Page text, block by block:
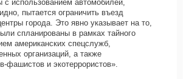
использованием автомобилей,
пытается ограничить въезд
города. Это явно указывает на то,
спланированы в рамках тайного
американских спецслужб,
организаций, а также
фашистов и экотеррористов».